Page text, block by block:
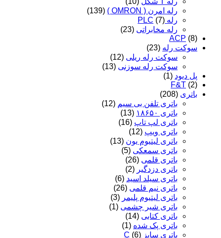
رله امرن ( OMRON )
(139)
رله PLC (7)
رله مخابراتی (23)
ACP (8)
سوکت رله (23)
سوکت رله ریلی (12)
سوکت رله سوزنی (13)
پل دیود (1)
F&T (2)
باتری (208)
باتری تلفن بی سیم (12)
باتری ۱۸۶۵۰
(13)
باتری لپ تاپ (16)
باتری ویپ (12)
باتری لیتیوم یون (13)
باتری سمعکی (5)
باتری قلمی (26)
باتری دزدگیر (2)
باتری سیلد اسید (6)
باتری نیم قلمی (26)
باتری لیتیوم پلیمر (3)
باتری شیر چشمی (1)
باتری کتابی (14)
باتری پک شده (1)
باتری سایز C (6)